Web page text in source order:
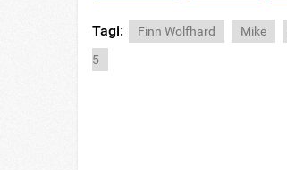
Tagi: Finn Wolfhard Mike
5